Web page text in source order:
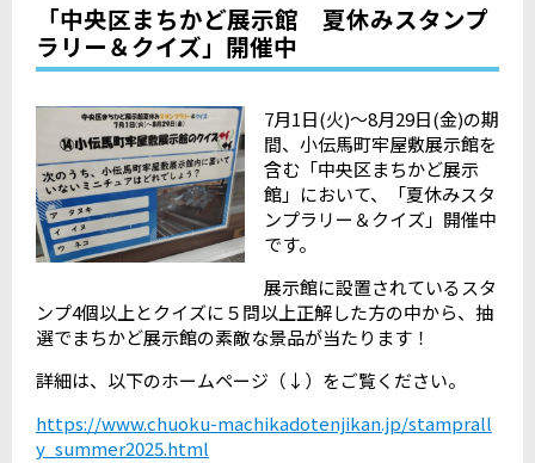
「中央区まちかど展示館 夏休みスタンプ
ラリー＆クイズ」開催中
7月1日(火)～8月29日(金)の期
間、小伝馬町牢屋敷展示館を
含む「中央区まちかど展示
館」において、「夏休みスタ
ンプラリー＆クイズ」開催中
です。
展示館に設置されているスタ
ンプ4個以上とクイズに５問以上正解した方の中から、抽
選でまちかど展示館の素敵な景品が当たります！
詳細は、以下のホームページ（↓）をご覧ください。
https://www.chuoku-machikadotenjikan.jp/stamprall
y_summer2025.html